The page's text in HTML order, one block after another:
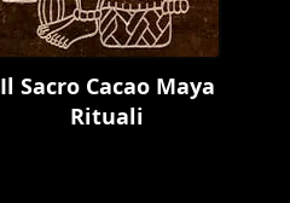
Il Sacro Cacao Maya
Rituali